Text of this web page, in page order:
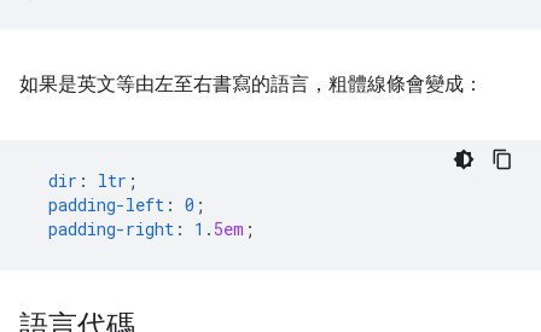
如果是英文等由左至右書寫的語言，粗體線條會變成：
dir : ltr ;
padding-left : 0 ;
padding-right : 1 . 5em ;